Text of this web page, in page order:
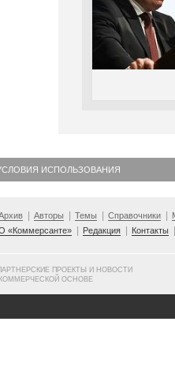
ИСПОЛЬЗОВАНИЯ
Авторы Темы Справочники
«Коммерсанте»
Редакция Контакты
ПРОЕКТЫ И НОВОСТИ
ОСНОВЕ